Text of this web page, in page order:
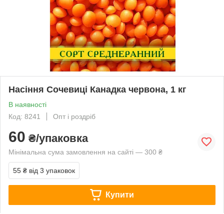
Насіння Сочевиці Канадка червона, 1 кг
В наявності
Код: 8241
Опт і роздріб
60 ₴/упаковка
Мінімальна сума замовлення на сайті — 300 ₴
55 ₴ від 3 упаковок
Купити